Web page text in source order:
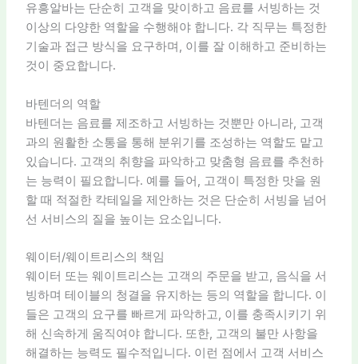
유흥알바는 단순히 고객을 맞이하고 음료를 서빙하는 것
이상의 다양한 역할을 수행해야 합니다. 각 직무는 특정한
기술과 접근 방식을 요구하며, 이를 잘 이해하고 준비하는
것이 중요합니다.
바텐더의 역할
바텐더는 음료를 제조하고 서빙하는 것뿐만 아니라, 고객
과의 원활한 소통을 통해 분위기를 조성하는 역할도 맡고
있습니다. 고객의 취향을 파악하고 맞춤형 음료를 추천하
는 능력이 필요합니다. 예를 들어, 고객이 특정한 맛을 원
할 때 적절한 칵테일을 제안하는 것은 단순히 서빙을 넘어
선 서비스의 질을 높이는 요소입니다.
웨이터/웨이트리스의 책임
웨이터 또는 웨이트리스는 고객의 주문을 받고, 음식을 서
빙하며 테이블의 청결을 유지하는 등의 역할을 합니다. 이
들은 고객의 요구를 빠르게 파악하고, 이를 충족시키기 위
해 신속하게 움직여야 합니다. 또한, 고객의 불만 사항을
해결하는 능력도 필수적입니다. 이런 점에서 고객 서비스